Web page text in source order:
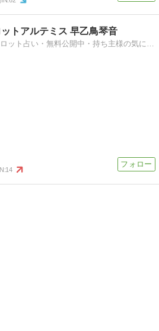
トアルテミス 早乙鳥琴音
新月と満月の誕生月タロット占い・無料公開中・持ち主様の気に合わせたオーダーパワーストーン受付中
14